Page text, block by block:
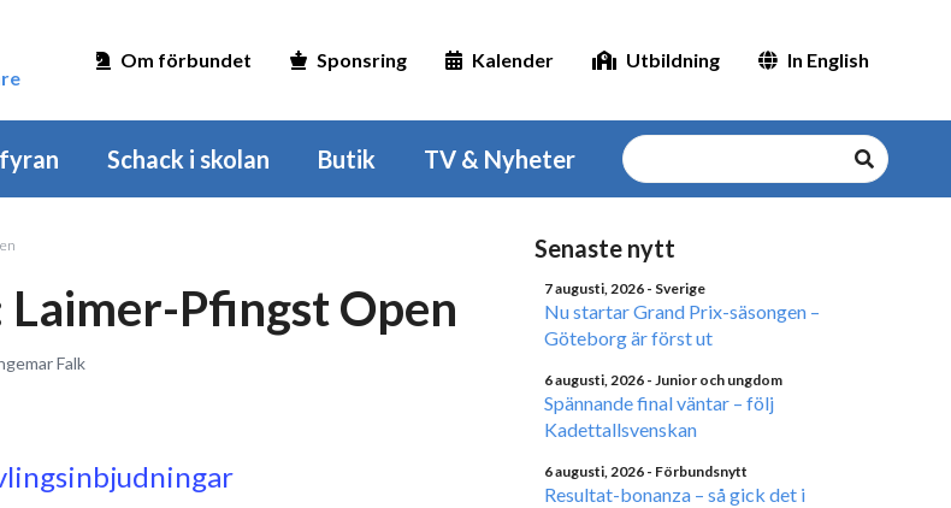
Om förbundet Sponsring Kalender Utbildning In English
Schack i skolan Butik TV & Nyheter
Pfingst Open
Falk
Senaste nytt
7 augusti, 2026 - Sverige
Nu startar Grand Prix-säsongen –
Göteborg är först ut
6 augusti, 2026 - Junior och ungdom
Spännande final väntar – följ
Kadettallsvenskan
6 augusti, 2026 - Förbundsnytt
Resultat-bonanza – så gick det i